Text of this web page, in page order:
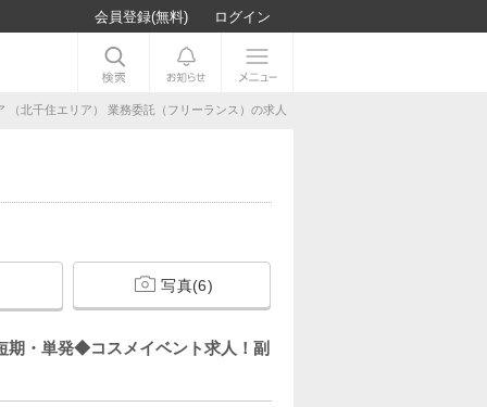
会員登録(無料) ログイン
（北千住エリア） 業務委託（フリーランス）の求人
写真(6)
期・単発◆コスメイベント求人！副